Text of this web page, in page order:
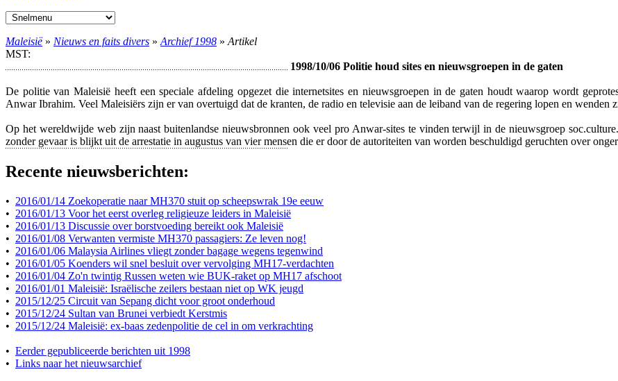
Maleisië» Nieuws en faits divers » Archief 1998 » Artikel
MST:
1998/10/06 Politie houd sites en nieuwsgroepen in de gaten
De politie van Maleisië heeft een speciale afdeling opgezet die internetsites en nieuwsgroepen in de gaten houdt waarop wordt
Anwar Ibrahim. Veel Maleisiërs zijn er van overtuigd dat de kranten, de radio en televisie aan de leiband van de regering lopen en wenden
Op het wereldwijde web zijn naast buitenlandse nieuwsbronnen ook veel pro Anwar-sites te vinden terwijl in de nieuwsgroep
zonder gevaar is blijkt uit de arrestatie in augustus van vier mensen die er door de autoriteiten van worden beschuldigd geruchten over
Recente nieuwsberichten:
• 2016/01/14 Zoekoperatie naar MH370 stuit op scheepswrak 19e eeuw
• 2016/01/13 Voor het eerst overleg religieuze leiders in Maleisië
• 2016/01/13 Discussie over borstvoeding bereikt ook Maleisië
• 2016/01/08 Verwanten vermiste MH370 passagiers: Ze leven nog!
• 2016/01/06 Malaysia Airlines vliegt zonder bagage wegens tegenwind
• 2016/01/05 Koenders wil snel besluit over vervolging MH17-verdachten
• 2016/01/04 Zo'n twintig Russen weten wie BUK-raket op MH17 afschoot
• 2016/01/01 Maleisië: Israëlische zeilers bestaan niet op WK jeugd
• 2015/12/25 Circuit van Sepang dicht voor groot onderhoud
• 2015/12/24 Sultan van Brunei verbiedt Kerstmis
• 2015/12/24 Maleisië: ex-baas zedenpolitie de cel in om verkrachting
• Eerder gepubliceerde berichten uit 1998
• Links naar het nieuwsarchief